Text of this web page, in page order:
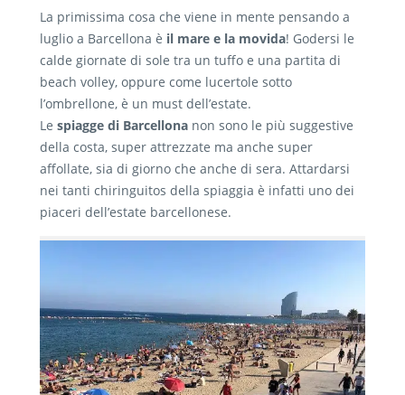
La primissima cosa che viene in mente pensando a
luglio a Barcellona è il mare e la movida! Godersi le
calde giornate di sole tra un tuffo e una partita di
beach volley, oppure come lucertole sotto
l’ombrellone, è un must dell’estate.
Le spiagge di Barcellona non sono le più suggestive
della costa, super attrezzate ma anche super
affollate, sia di giorno che anche di sera. Attardarsi
nei tanti chiringuitos della spiaggia è infatti uno dei
piaceri dell’estate barcellonese.